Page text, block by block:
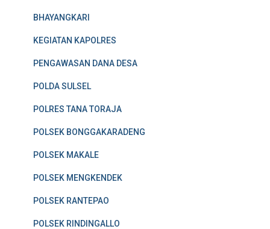
BHAYANGKARI
KEGIATAN KAPOLRES
PENGAWASAN DANA DESA
POLDA SULSEL
POLRES TANA TORAJA
POLSEK BONGGAKARADENG
POLSEK MAKALE
POLSEK MENGKENDEK
POLSEK RANTEPAO
POLSEK RINDINGALLO